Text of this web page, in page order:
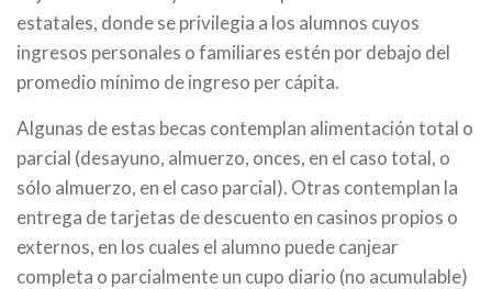
estatales, donde se privilegia a los alumnos cuyos
ingresos personales o familiares estén por debajo del
promedio mínimo de ingreso per cápita.
Algunas de estas becas contemplan alimentación total o
parcial (desayuno, almuerzo, onces, en el caso total, o
sólo almuerzo, en el caso parcial). Otras contemplan la
entrega de tarjetas de descuento en casinos propios o
externos, en los cuales el alumno puede canjear
completa o parcialmente un cupo diario (no acumulable)